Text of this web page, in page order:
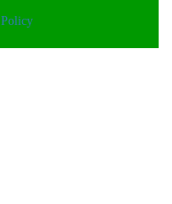
Policy